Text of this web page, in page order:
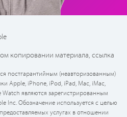
копировании материала, ссылка
постгарантийным (неавторизованным)
Apple, iPhone, iPod, iPad, Mac, iMac,
Watch являются зарегистрированным
Inc. Обозначение используется с целью
услугах в отношении